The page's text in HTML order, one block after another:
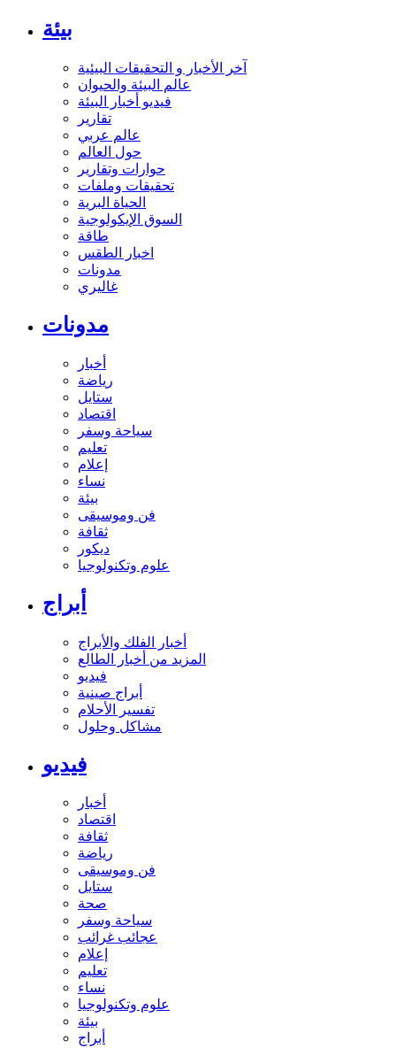
بيئة
آخر الأخبار و التحقيقات البيئية
عالم البيئة والحيوان
فيديو أخبار البيئة
تقارير
عالم عربي
حول العالم
حوارات وتقارير
تحقيقات وملفات
الحياة البرية
السوق الإيكولوجية
طاقة
اخبار الطقس
مدونات
غاليري
مدونات
أخبار
رياضة
ستايل
اقتصاد
سياحة وسفر
تعليم
إعلام
نساء
بيئة
فن وموسيقى
ثقافة
ديكور
علوم وتكنولوجيا
أبراج
أخبار الفلك والأبراج
المزيد من أخبار الطالع
فيديو
أبراج صينية
تفسير الأحلام
مشاكل وحلول
فيديو
أخبار
اقتصاد
ثقافة
رياضة
فن وموسيقى
ستايل
صحة
سياحة وسفر
عجائب غرائب
إعلام
تعليم
نساء
علوم وتكنولوجيا
بيئة
أبراج